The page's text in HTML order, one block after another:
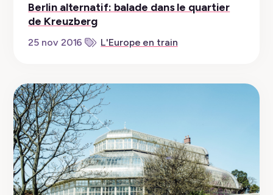
Berlin alternatif: balade dans le quartier
de Kreuzberg
25 nov 2016 L'Europe en train